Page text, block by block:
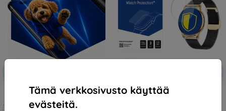
Tämä verkkosivusto käyttää
evästeitä.
3mk Hammer protective film
Mittojen mukaan
3mk Watch Protection ARC
Protective film for Rubicon